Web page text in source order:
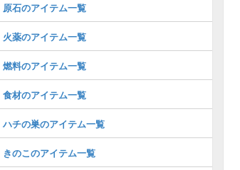
原石のアイテム一覧
火薬のアイテム一覧
燃料のアイテム一覧
食材のアイテム一覧
ハチの巣のアイテム一覧
きのこのアイテム一覧